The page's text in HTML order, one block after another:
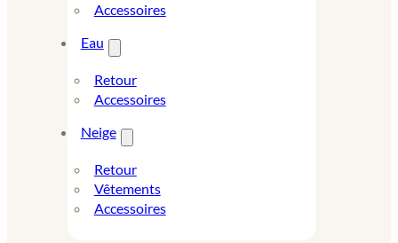
Accessoires
Eau
Retour
Accessoires
Neige
Retour
Vêtements
Accessoires